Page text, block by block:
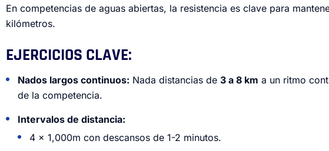
En competencias de aguas abiertas, la resistencia es clave para
kilómetros.
EJERCICIOS CLAVE:
Nados largos continuos: Nada distancias de 3 a 8 km a un ritmo
de la competencia.
Intervalos de distancia:
4 x 1,000m con descansos de 1-2 minutos.